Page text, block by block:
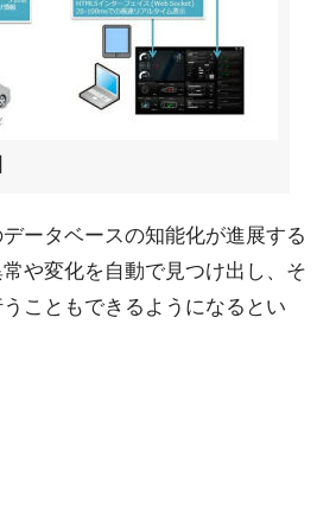
ータベースの知能化が進展する
や変化を自動で見つけ出し、そ
こともできるようになるとい